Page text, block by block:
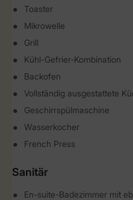
Toaster
Mikrowelle
Grill
Kühl-Gefrier-Kombination
Backofen
Vollständig ausgestattete
Geschirrspülmaschine
Wasserkocher
French Press
Sanitär
En-suite-Badezimmer mit